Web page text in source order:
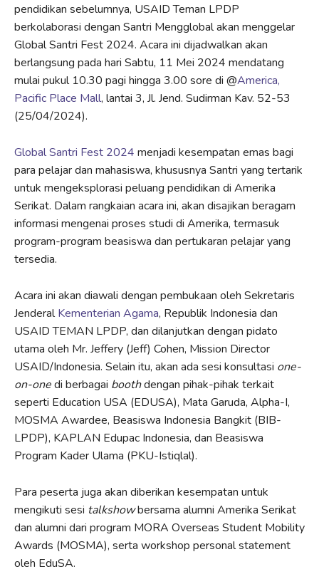
pendidikan sebelumnya, USAID Teman LPDP
berkolaborasi dengan Santri Mengglobal akan menggelar
Global Santri Fest 2024. Acara ini dijadwalkan akan
berlangsung pada hari Sabtu, 11 Mei 2024 mendatang
mulai pukul 10.30 pagi hingga 3.00 sore di @America,
Pacific Place Mall, lantai 3, Jl. Jend. Sudirman Kav. 52-53
(25/04/2024).
Global Santri Fest 2024 menjadi kesempatan emas bagi
para pelajar dan mahasiswa, khususnya Santri yang tertarik
untuk mengeksplorasi peluang pendidikan di Amerika
Serikat. Dalam rangkaian acara ini, akan disajikan beragam
informasi mengenai proses studi di Amerika, termasuk
program-program beasiswa dan pertukaran pelajar yang
tersedia.
Acara ini akan diawali dengan pembukaan oleh Sekretaris
JenderalKementerian Agama, Republik Indonesia dan
USAID TEMAN LPDP, dan dilanjutkan dengan pidato
utama oleh Mr. Jeffery (Jeff) Cohen, Mission Director
USAID/Indonesia. Selain itu, akan ada sesi konsultasi one-
on-onedi berbagai boothdengan pihak-pihak terkait
seperti Education USA (EDUSA), Mata Garuda, Alpha-I,
MOSMA Awardee, Beasiswa Indonesia Bangkit (BIB-
LPDP), KAPLAN Edupac Indonesia, dan Beasiswa
Program Kader Ulama (PKU-Istiqlal).
Para peserta juga akan diberikan kesempatan untuk
mengikuti sesi talkshowbersama alumni Amerika Serikat
dan alumni dari program MORA Overseas Student Mobility
Awards (MOSMA), serta workshop personal statement
oleh EduSA.